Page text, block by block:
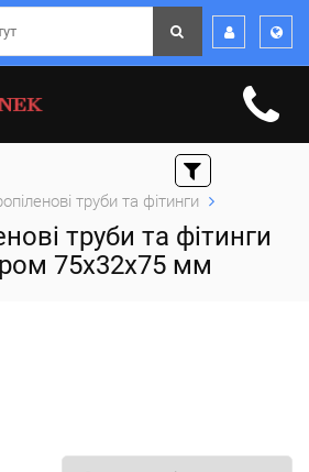
труби та фітинги
труби та фітинги
75x32x75 мм